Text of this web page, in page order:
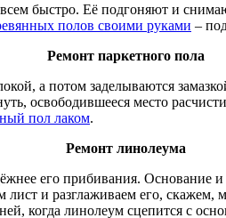
быстро. Её подгоняют и
полов своими руками –
Ремонт паркетного пола
а потом заделываются
освободившееся место
пол лаком.
Ремонт линолеума
его прибивания. Основание
и разглаживаем его,
когда линолеум сцепится с